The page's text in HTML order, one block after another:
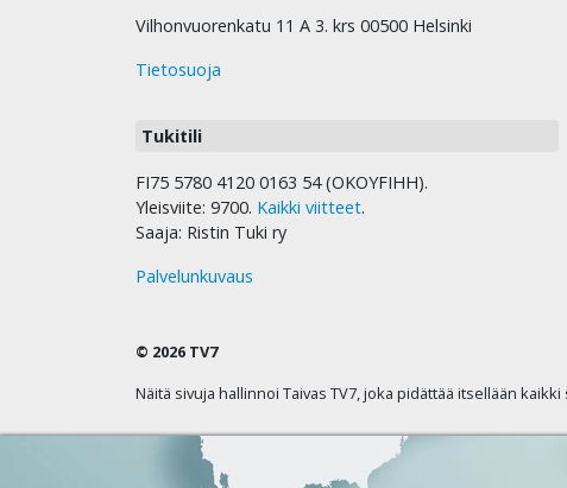
Vilhonvuorenkatu 11 A 3. krs 00500 Helsinki
Tietosuoja
Tukitili
FI75 5780 4120 0163 54 (OKOYFIHH).
Yleisviite: 9700. Kaikki viitteet.
Saaja: Ristin Tuki ry
Palvelunkuvaus
© 2026 TV7
Näitä sivuja hallinnoi Taivas TV7, joka pidättää itsellään